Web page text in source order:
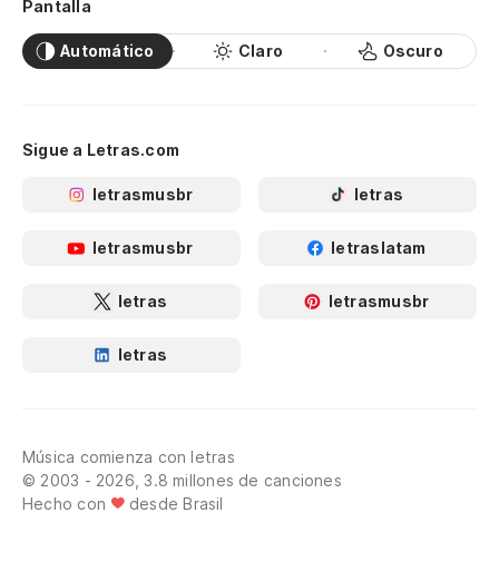
Pantalla
Automático Claro Oscuro
Sigue a Letras.com
letrasmusbr letras
letrasmusbr letraslatam
letras letrasmusbr
letras
Música comienza con letras
© 2003 - 2026, 3.8 millones de canciones
Hecho con
desde Brasil